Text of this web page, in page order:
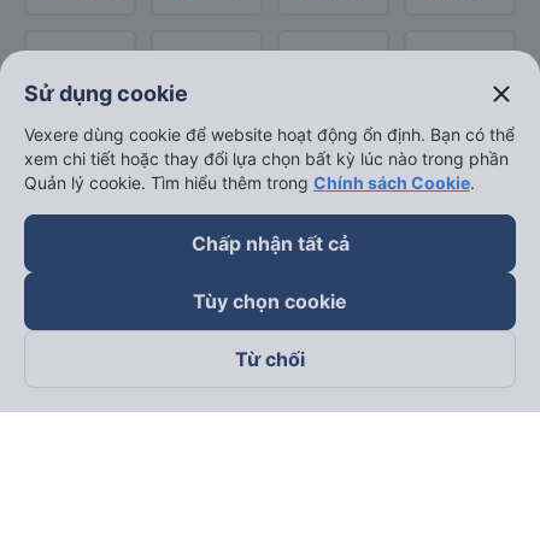
Theo dõi chúng tôi trên
Sử dụng cookie close
Vexere dùng cookie để website hoạt động ổn định. Bạn có thể
xem chi tiết hoặc thay đổi lựa chọn bất kỳ lúc nào trong phần
Quản lý cookie. Tìm hiểu thêm trong Chính sách Cookie.
Chấp nhận tất cả
Tùy chọn cookie
Từ chối